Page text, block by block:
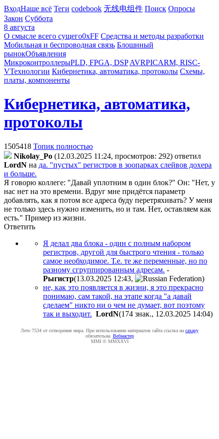
ВходНаше всё Теги codebook 无线电组件 Поиск Опросы
Закон Суббота
8 августа
О смысле всего сущего0xFF Средства и методы разработки
Мобильная и беспроводная связь Блошиный
рынокОбъявления
МикроконтроллерыPLD, FPGA, DSP AVRPICARM, RISC-
VТехнологии Кибернетика, автоматика, протоколы Схемы,
платы, компоненты
Кибернетика, автоматика,
протоколы
1505418 Топик полностью
Nikolay_Po (12.03.2025 11:24, просмотров: 292) ответил
LordN на да. "пустых" регистров в зоопарках слейвов дохера
и больше.
Я говорю коллеге: "Давай уплотним в один блок?" Он: "Нет, у
нас нет на это времени. Вдруг мне придётся параметр
добавлять, как я потом все адреса буду перетряхивать? У меня
не только здесь нужно изменить, но и там. Нет, оставляем как
есть." Пример из жизни.
Ответить
Я делал два блока - один с полным набором
регистров, другой для быстрого чтения - только
самое необходимое. Т.е. те же переменные, но по
разному сгруппированным адресам. -
Pыгиcтp(13.03.2025 12:43,
)
не, как это появляется в жизни, я это прекрасно
понимаю, сам такой, на этапе когда "а давай
сделаем" никто ни о чем не думает, вот поэтому
так и выходит. LordN(174 знак., 12.03.2025 14:04)
Лето 7534 от сотворения мира. При использовании материалов сайта ссылка на caxapу
обязательна. Вебмастер
MMI © MMXXVI